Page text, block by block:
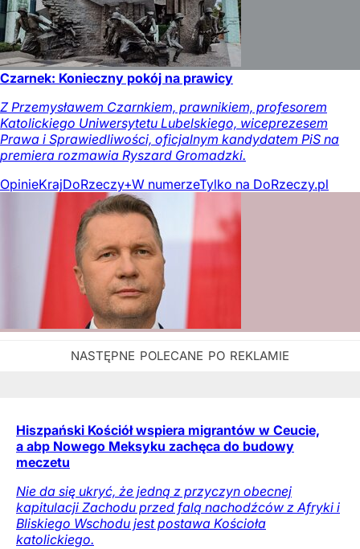
Czarnek: Konieczny pokój na prawicy
Z Przemysławem Czarnkiem, prawnikiem, profesorem
Katolickiego Uniwersytetu Lubelskiego, wiceprezesem
Prawa i Sprawiedliwości, oficjalnym kandydatem PiS na
premiera rozmawia Ryszard Gromadzki.
OpinieKrajDoRzeczy+W numerzeTylko na DoRzeczy.pl
Hiszpański Kościół wspiera migrantów w Ceucie,
a abp Nowego Meksyku zachęca do budowy
meczetu
Nie da się ukryć, że jedną z przyczyn obecnej
kapitulacji Zachodu przed falą nachodźców z Afryki i
Bliskiego Wschodu jest postawa Kościoła
katolickiego.